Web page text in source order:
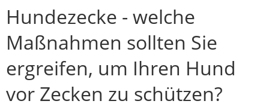
Hundezecke - welche
Maßnahmen sollten Sie
ergreifen, um Ihren Hund
vor Zecken zu schützen?